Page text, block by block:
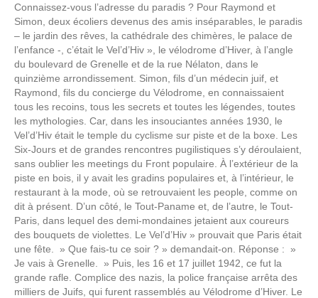
Connaissez-vous l’adresse du paradis ? Pour Raymond et
Simon, deux écoliers devenus des amis inséparables, le paradis
– le jardin des rêves, la cathédrale des chimères, le palace de
l’enfance -, c’était le Vel’d’Hiv », le vélodrome d’Hiver, à l’angle
du boulevard de Grenelle et de la rue Nélaton, dans le
quinzième arrondissement. Simon, fils d’un médecin juif, et
Raymond, fils du concierge du Vélodrome, en connaissaient
tous les recoins, tous les secrets et toutes les légendes, toutes
les mythologies. Car, dans les insouciantes années 1930, le
Vel’d’Hiv était le temple du cyclisme sur piste et de la boxe. Les
Six-Jours et de grandes rencontres pugilistiques s’y déroulaient,
sans oublier les meetings du Front populaire. À l’extérieur de la
piste en bois, il y avait les gradins populaires et, à l’intérieur, le
restaurant à la mode, où se retrouvaient les people, comme on
dit à présent. D’un côté, le Tout-Paname et, de l’autre, le Tout-
Paris, dans lequel des demi-mondaines jetaient aux coureurs
des bouquets de violettes. Le Vel’d’Hiv » prouvait que Paris était
une fête. » Que fais-tu ce soir ? » demandait-on. Réponse : »
Je vais à Grenelle. » Puis, les 16 et 17 juillet 1942, ce fut la
grande rafle. Complice des nazis, la police française arrêta des
milliers de Juifs, qui furent rassemblés au Vélodrome d’Hiver. Le